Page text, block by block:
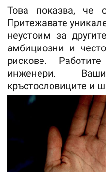
Това показва, че
Притежавате
неустоим за
амбициозни и
рискове.
инженери.
кръстословиците и